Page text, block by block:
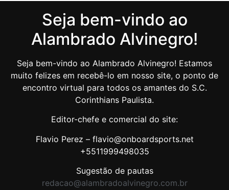
Seja bem-vindo ao
Alambrado Alvinegro!
Seja bem-vindo ao Alambrado Alvinegro! Estamos
muito felizes em recebê-lo em nosso site, o ponto de
encontro virtual para todos os amantes do S.C.
Corinthians Paulista.
Editor-chefe e comercial do site:
Flavio Perez – flavio@onboardsports.net
+5511999498035
Sugestão de pautas
redacao@alambradoalvinegro.com.br